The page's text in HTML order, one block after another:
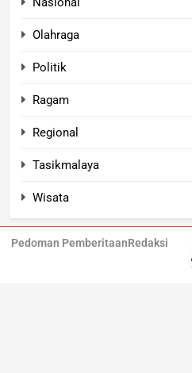
Olahraga
Politik
Ragam
Regional
Tasikmalaya
Wisata
Pedoman PemberitaanRedaksi